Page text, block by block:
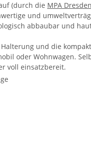
(durch die MPA Dresden
und
abbaubar und
und die
oder Wohnwagen.
voll einsatzbereit.